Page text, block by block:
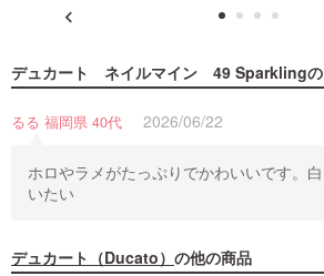
デュカート ネイルマイン 49 Sparkling
るる 福岡県 40代 2026/06/22
ホロやラメがたっぷりでかわいいです。
いたい
デュカート（Ducato） の他の商品